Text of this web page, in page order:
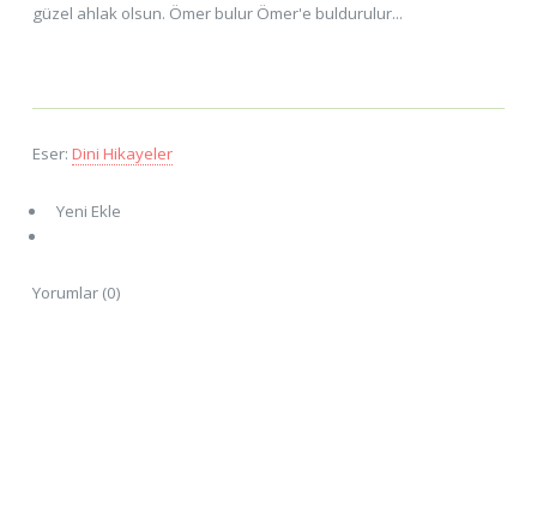
güzel ahlak olsun. Ömer bulur Ömer'e buldurulur...
Eser: Dini Hikayeler
Yeni Ekle
Yorumlar (0)